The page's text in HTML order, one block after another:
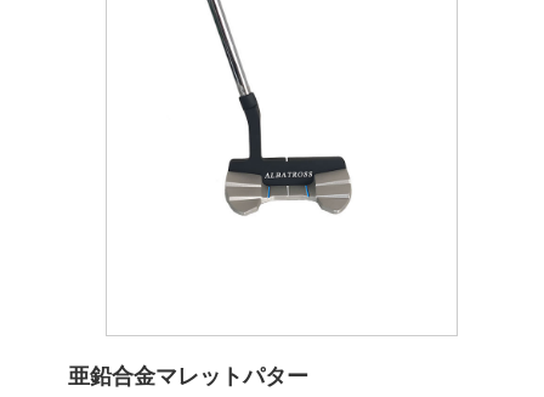
亜鉛合金マレットパター